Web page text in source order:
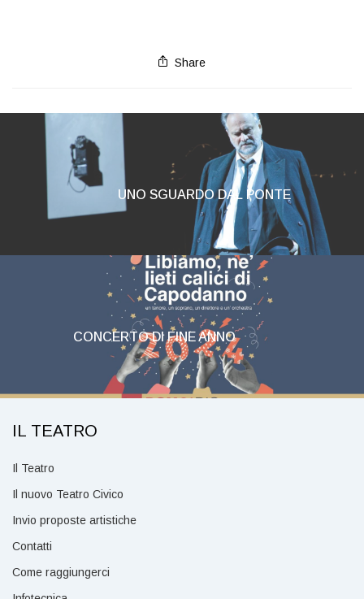
Share
UNO SGUARDO DAL PONTE
CONCERTO DI FINE ANNO
IL TEATRO
Il Teatro
Il nuovo Teatro Civico
Invio proposte artistiche
Contatti
Come raggiungerci